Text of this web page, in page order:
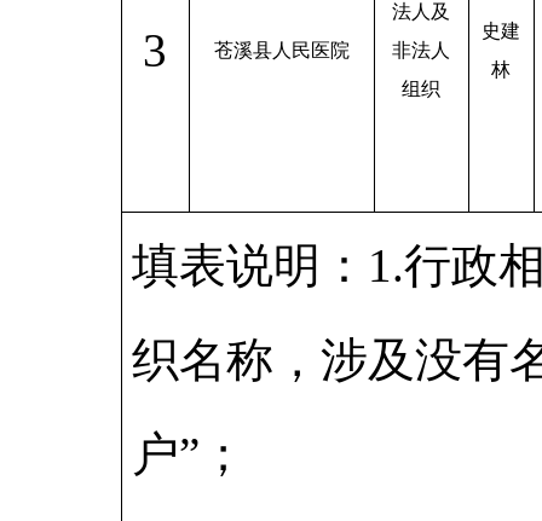
3 苍溪县人民医院
法人及
非法人
组织
史建
林
填表说明：1.行政
织名称，涉及没有
户”；